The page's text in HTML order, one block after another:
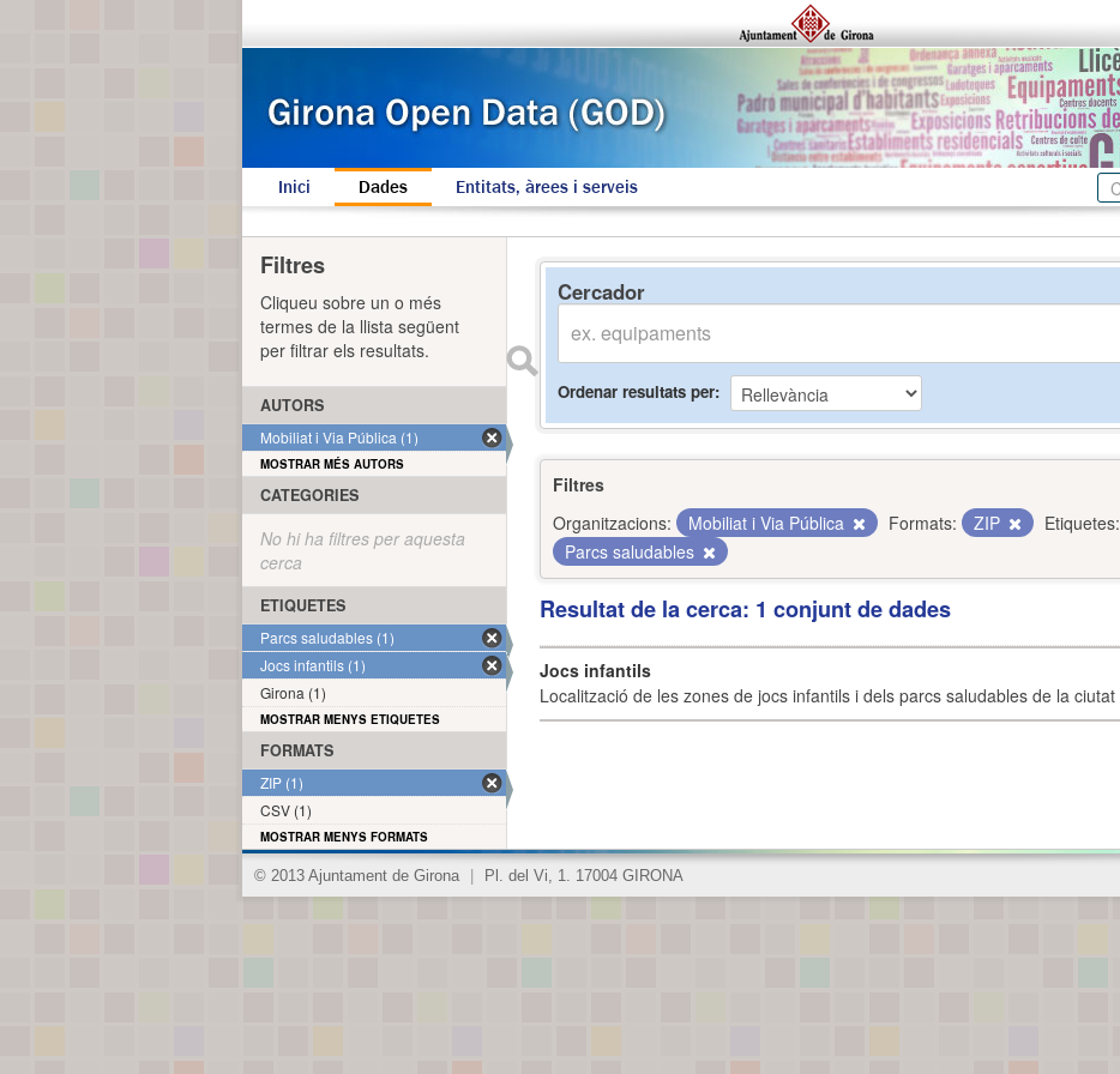
Inici Dades Entitats, àrees i serveis
Cercador
Ordenar resultats per
Filtres
Organitzacions:
Mobiliat i Via Pública Formats: ZIP Etiquetes:
Parcs saludables
Resultat de la cerca: 1 conjunt de dades
Jocs infantils
Localització de les zones de jocs infantils i dels parcs saludables de la ciutat
Filtres
Cliqueu sobre un o més
termes de la llista següent
per filtrar els resultats.
AUTORS
Mobiliat i Via Pública (1)
MOSTRAR MÉS AUTORS
CATEGORIES
No hi ha filtres per aquesta
cerca
ETIQUETES
Parcs saludables (1)
Jocs infantils (1)
Girona (1)
MOSTRAR MENYS ETIQUETES
FORMATS
ZIP (1)
CSV (1)
MOSTRAR MENYS FORMATS
© 2013 Ajuntament de Girona Pl. del Vi, 1. 17004 GIRONA